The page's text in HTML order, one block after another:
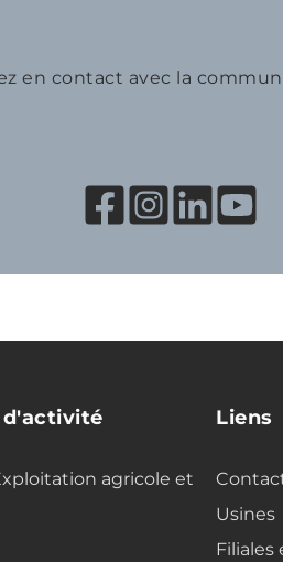
en contact avec la
d'activité
agricole et
Liens
Usines